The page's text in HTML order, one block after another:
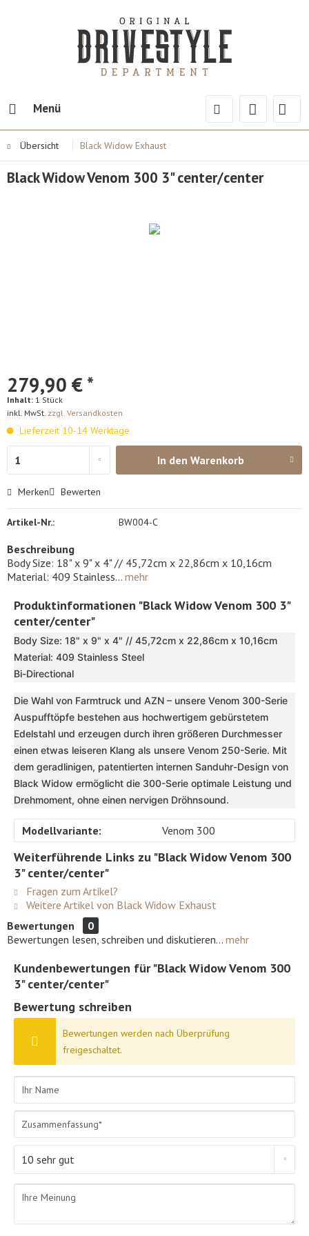
Menü
Übersicht Black Widow Exhaust
Black Widow Venom 300 3" center/center
279,90 € *
Inhalt: 1 Stück
inkl. MwSt. zzgl. Versandkosten
Lieferzeit 10-14 Werktage
In den Warenkorb
Merken Bewerten
Artikel-Nr.: BW004-C
Beschreibung
Body Size: 18" x 9" x 4" // 45,72cm x 22,86cm x 10,16cm
Material: 409 Stainless... mehr
Produktinformationen "Black Widow Venom 300 3"
center/center"
Body Size: 18" x 9" x 4" // 45,72cm x 22,86cm x 10,16cm
Material: 409 Stainless Steel
Bi-Directional
Die Wahl von Farmtruck und AZN – unsere Venom 300-Serie
Auspufftöpfe bestehen aus hochwertigem gebürstetem
Edelstahl und erzeugen durch ihren größeren Durchmesser
einen etwas leiseren Klang als unsere Venom 250-Serie. Mit
dem geradlinigen, patentierten internen Sanduhr-Design von
Black Widow ermöglicht die 300-Serie optimale Leistung und
Drehmoment, ohne einen nervigen Dröhnsound.
Modellvariante: Venom 300
Weiterführende Links zu "Black Widow Venom 300
3" center/center"
Fragen zum Artikel?
Weitere Artikel von Black Widow Exhaust
Bewertungen
0
Bewertungen lesen, schreiben und diskutieren... mehr
Kundenbewertungen für "Black Widow Venom 300
3" center/center"
Bewertung schreiben
Bewertungen werden nach Überprüfung
freigeschaltet.